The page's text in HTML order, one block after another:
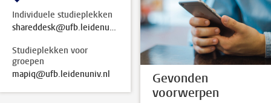
Individuele studieplekken
shareddesk@ufb.leidenuniv.nl
Studieplekken voor
groepen
mapiq@ufb.leidenuniv.nl
Gevonden
voorwerpen